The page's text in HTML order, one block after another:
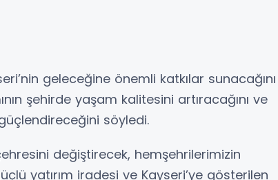
geleceğine önemli katkılar sunacağını
şehirde yaşam kalitesini artıracağını ve
söyledi.
değiştirecek, hemşehrilerimizin
yatırım iradesi ve Kayseri’ye gösterilen